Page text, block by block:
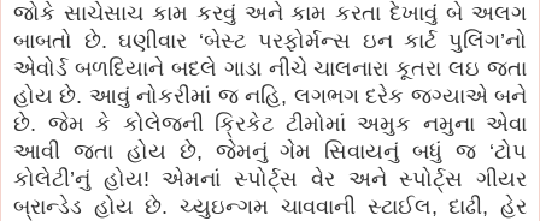
જોકે સાચેસાચ કામ કરવું અને કામ કરતા દેખાવું બે અલગ
બાબતો છે. ઘણીવાર ‘બેસ્ટ પરફોર્મન્સ ઇન કાર્ટ પુલિંગ’નો
એવોર્ડ બળદિયાને બદલે ગાડા નીચે ચાલનારા કૂતરા લઇ જતા
હોય છે. આવું નોકરીમાં જ નહિ, લગભગ દરેક જગ્યાએ બને
છે. જેમ કે કોલેજની ક્રિકેટ ટીમોમાં અમુક નમુના એવા
આવી જતા હોય છે, જેમનું ગેમ સિવાયનું બધું જ ‘ટોપ
કોલેટી’નું હોય! એમનાં સ્પોર્ટ્સ વેર અને સ્પોર્ટ્સ ગીયર
બ્રાન્ડેડ હોય છે. ચ્યુઇન્ગમ ચાવવાની સ્ટાઈલ, દાઢી, હેર